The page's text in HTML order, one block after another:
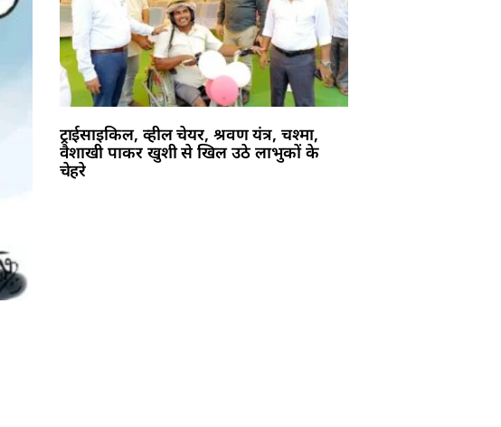
ट्राईसाइकिल, व्हील चेयर, श्रवण यंत्र, चश्मा,
वैशाखी पाकर खुशी से खिल उठे लाभुकों के
चेहरे